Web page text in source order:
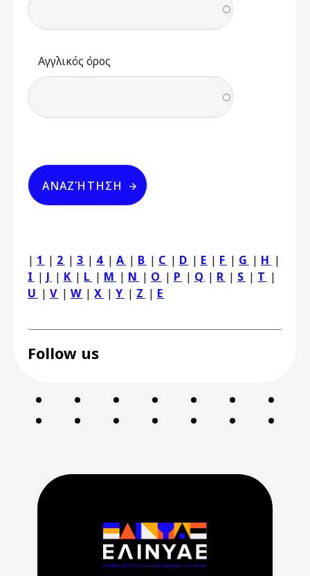
Αγγλικός όρος
| 1 | 2 | 3 | 4 |A | B | C | D | E | F | G | H |
I | J | K | L | M | N | O | P | Q | R | S | T |
U | V | W |X |Y | Z | Ε
Follow us